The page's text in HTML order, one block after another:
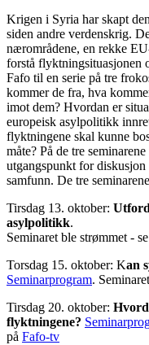
Krigen i Syria har skapt
siden andre verdenskrig.
nærområdene, en rekke
forstå flyktningsituasjonen
Fafo til en serie på tre
kommer de fra, hva
imot dem? Hvordan er
europeisk asylpolitikk
flyktningene skal kunne
måte? På de tre
utgangspunkt for
samfunn. De tre
Tirsdag 13. oktober:
asylpolitikk.
Seminaret ble strømmet -
Torsdag 15. oktober: Kan
Seminarprogram.
Tirsdag 20. oktober:
flyktningene?
på Fafo-tv